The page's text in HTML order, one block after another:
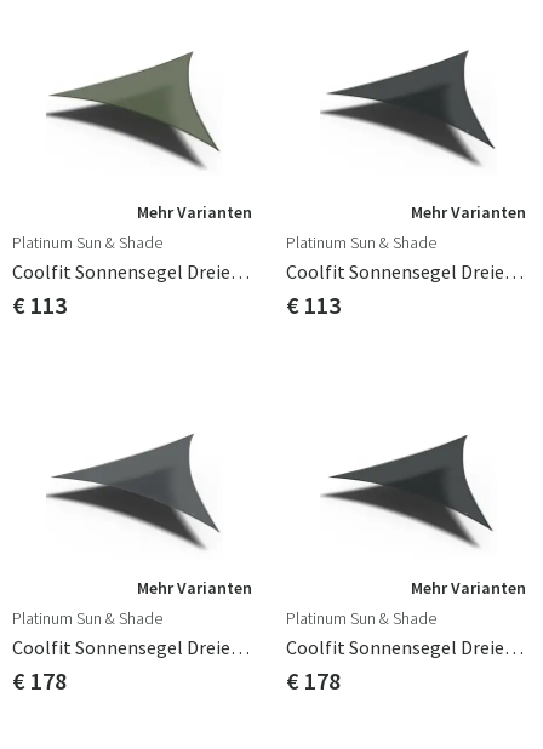
Mehr Varianten
Platinum Sun & Shade
Coolfit Sonnensegel Dreieckig 360 X 360 Cm Grün
€ 113
Mehr Varianten
Platinum Sun & Shade
Coolfit Sonnensegel Dreieckig 360 X 360 Cm Schwarz
€ 113
Mehr Varianten
Platinum Sun & Shade
Coolfit Sonnensegel Dreieckig 500x500cm Anthracite
€ 178
Mehr Varianten
Platinum Sun & Shade
Coolfit Sonnensegel Dreieckig 500x500cm Black
€ 178